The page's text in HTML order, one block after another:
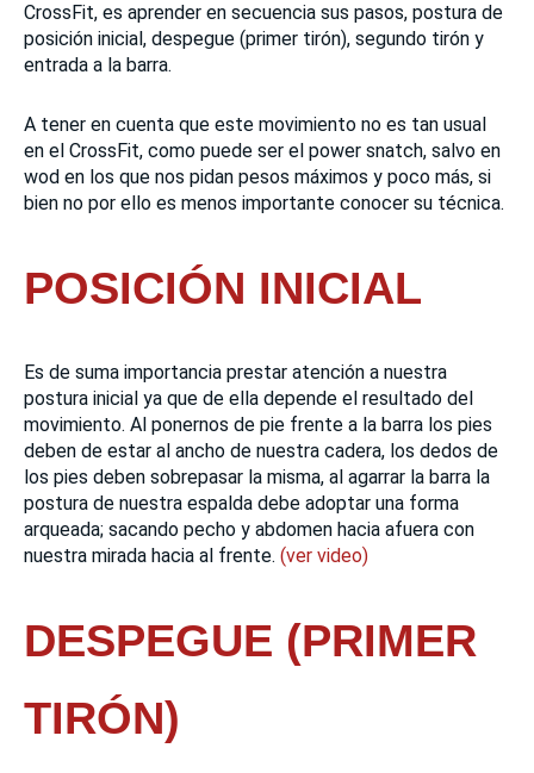
CrossFit, es aprender en secuencia sus pasos, postura de
posición inicial, despegue (primer tirón), segundo tirón y
entrada a la barra.
A tener en cuenta que este movimiento no es tan usual
en el CrossFit, como puede ser el power snatch, salvo en
wod en los que nos pidan pesos máximos y poco más, si
bien no por ello es menos importante conocer su técnica.
POSICIÓN INICIAL
Es de suma importancia prestar atención a nuestra
postura inicial ya que de ella depende el resultado del
movimiento. Al ponernos de pie frente a la barra los pies
deben de estar al ancho de nuestra cadera, los dedos de
los pies deben sobrepasar la misma, al agarrar la barra la
postura de nuestra espalda debe adoptar una forma
arqueada; sacando pecho y abdomen hacia afuera con
nuestra mirada hacia al frente. (ver video)
DESPEGUE (PRIMER
TIRÓN)